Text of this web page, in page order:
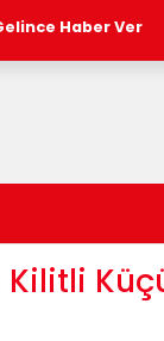
Haber Ver
Kilitli